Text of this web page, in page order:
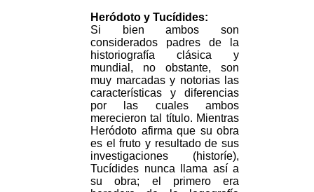
Heródoto y Tucídides:
Si bien ambos son
considerados padres de la
historiografía clásica y
mundial, no obstante, son
muy marcadas y notorias las
características y diferencias
por las cuales ambos
merecieron tal título. Mientras
Heródoto afirma que su obra
es el fruto y resultado de sus
investigaciones (historíe),
Tucídides nunca llama así a
su obra; el primero era